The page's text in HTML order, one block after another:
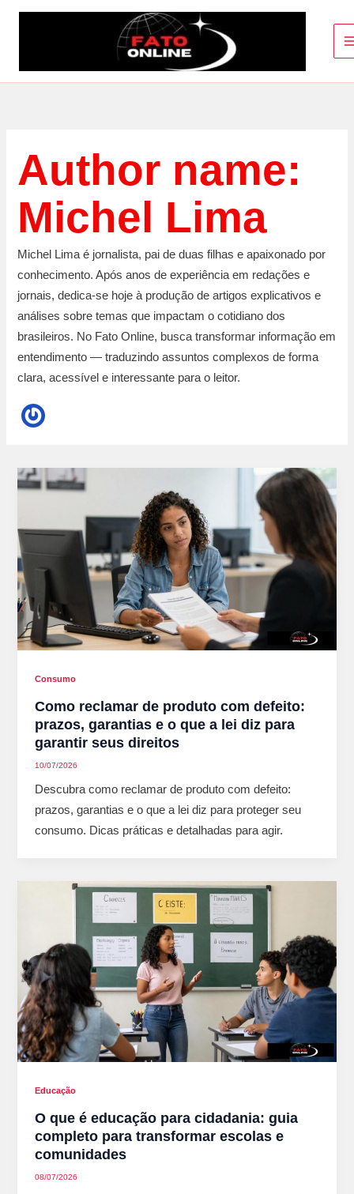
conteúdo
Author name:
Michel Lima
Michel Lima é jornalista, pai de duas filhas e apaixonado por
conhecimento. Após anos de experiência em redações e
jornais, dedica-se hoje à produção de artigos explicativos e
análises sobre temas que impactam o cotidiano dos
brasileiros. No Fato Online, busca transformar informação em
entendimento — traduzindo assuntos complexos de forma
clara, acessível e interessante para o leitor.
Consumo
Como reclamar de produto com defeito:
prazos, garantias e o que a lei diz para
garantir seus direitos
10/07/2026
Descubra como reclamar de produto com defeito:
prazos, garantias e o que a lei diz para proteger seu
consumo. Dicas práticas e detalhadas para agir.
Educação
O que é educação para cidadania: guia
completo para transformar escolas e
comunidades
08/07/2026